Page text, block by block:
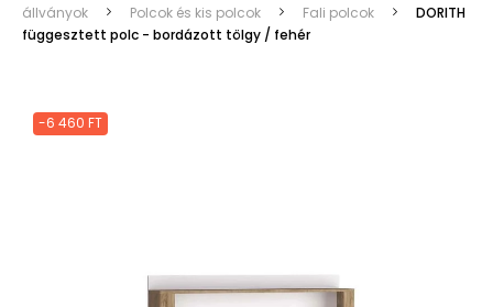
állványok
Polcok és kis polcok Fali polcok
DORITH
függesztett polc - bordázott tölgy / fehér
-6 460 FT